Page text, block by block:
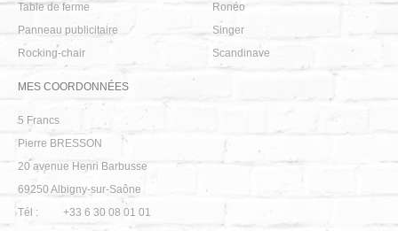
Table de ferme
Panneau publicitaire
Rocking-chair
Ronéo
Singer
Scandinave
MES COORDONNÉES
5 Francs
Pierre BRESSON
20 avenue Henri Barbusse
69250 Albigny-sur-Saône
Tél :
+33 6 30 08 01 01